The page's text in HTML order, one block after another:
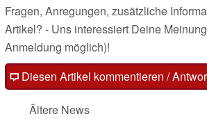
Fragen, Anregungen, zusätzliche
Artikel? - Uns interessiert Deine
Anmeldung möglich)!
Diesen Artikel kommentieren /
Ältere News